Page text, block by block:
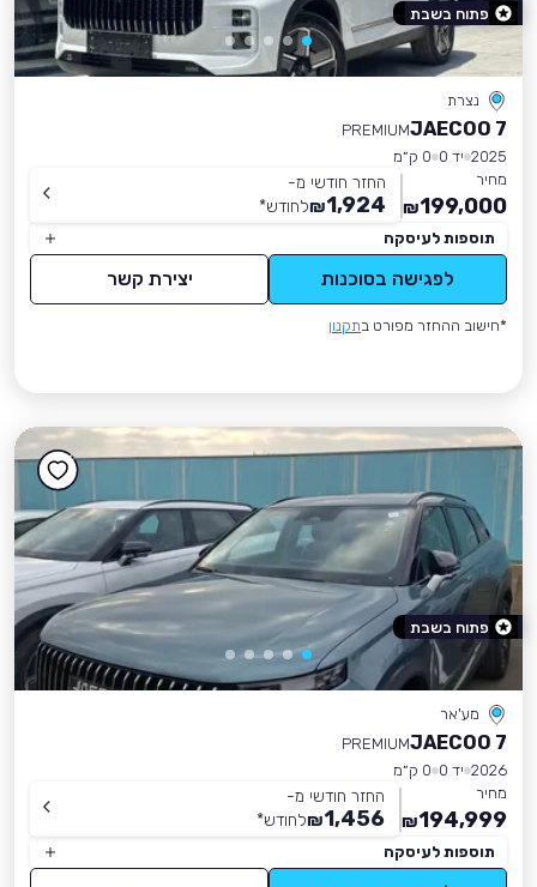
נצרת
JAECOO 7
PREMIUM
2025 יד 0
0 ק״מ
מחיר
199,000
₪
החזר חודשי מ-
1,924
₪לחודש*
תוספות לעיסקה
לפגישה בסוכנות יצירת קשר
*חישוב ההחזר מפורט בתקנון
פתוח בשבת
מע'אר
JAECOO 7
PREMIUM
2026 יד 0
0 ק״מ
מחיר
194,999
₪
החזר חודשי מ-
1,456
₪לחודש*
תוספות לעיסקה
פתוח בשבת